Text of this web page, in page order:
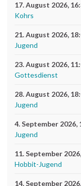
17. August 2026,
Kohrs
21. August 2026,
Jugend
23. August 2026,
Gottesdienst
28. August 2026,
Jugend
4. September 2026,
Jugend
11. September 2026
Hobbit-Jugend
14. September 2026